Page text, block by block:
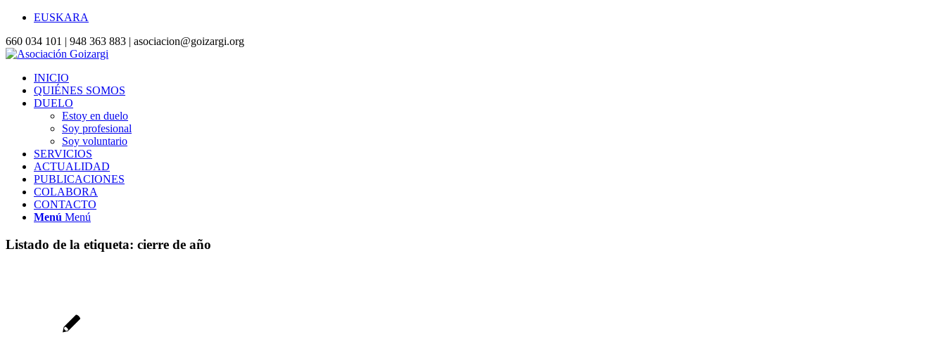
EUSKARA
660 034 101 | 948 363 883 | asociacion@goizargi.org
INICIO
QUIÉNES SOMOS
DUELO
Estoy en duelo
Soy profesional
Soy voluntario
SERVICIOS
ACTUALIDAD
PUBLICACIONES
COLABORA
CONTACTO
Menú Menú
Listado de la etiqueta: cierre de año